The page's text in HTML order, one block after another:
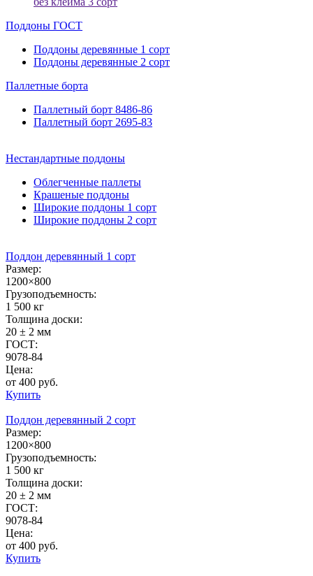
Поддоны ГОСТ
Поддоны деревянные 1 сорт
Поддоны деревянные 2 сорт
Паллетные борта
Паллетный борт 8486-86
Паллетный борт 2695-83
Нестандартные поддоны
Облегченные паллеты
Крашеные поддоны
Широкие поддоны 1 сорт
Широкие поддоны 2 сорт
Поддон деревянный 1 сорт
Размер:
1200×800
Грузоподъемность:
1 500 кг
Толщина доски:
20 ± 2 мм
ГОСТ:
9078-84
Цена:
от 400 руб.
Купить
Поддон деревянный 2 сорт
Размер:
1200×800
Грузоподъемность:
1 500 кг
Толщина доски:
20 ± 2 мм
ГОСТ:
9078-84
Цена:
от 400 руб.
Купить